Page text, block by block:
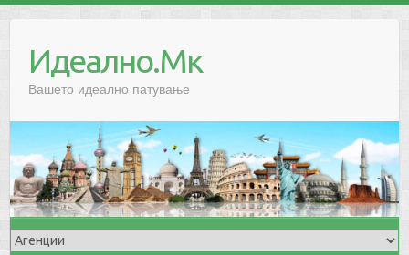
contentИдеално.Мк
Вашето идеално патување